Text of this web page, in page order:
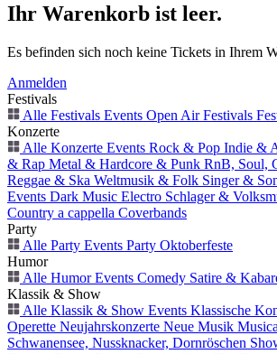
Ihr Warenkorb ist leer.
Es befinden sich noch keine Tickets in Ihrem
Anmelden
Festivals
Alle Festivals Events Open AirFestivals
Konzerte
Alle Konzerte Events Rock & Pop Indie &
& Rap Metal & Hardcore & Punk RnB, Soul,
Reggae & Ska Weltmusik & Folk Singer &
Events Dark Music Electro Schlager &
Country a cappella Coverbands
Party
Alle Party Events Party Oktoberfeste
Humor
Alle Humor Events Comedy Satire &
Klassik & Show
Alle Klassik & Show Events Klassische
Operette Neujahrskonzerte Neue Musik
Schwanensee, Nussknacker, Dornröschen